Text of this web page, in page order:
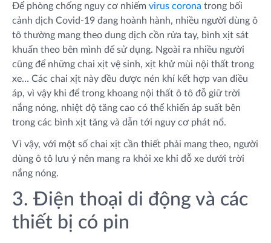
Để phòng chống nguy cơ nhiếm virus corona trong bối
cảnh dịch Covid-19 đang hoành hành, nhiều người dùng ô
tô thường mang theo dung dịch cồn rửa tay, bình xịt sát
khuẩn theo bên mình để sử dụng. Ngoài ra nhiều người
cũng để những chai xịt vệ sinh, xịt khử mùi nội thất trong
xe… Các chai xịt này đều được nén khí kết hợp van điều
áp, vì vậy khi để trong khoang nội thất ô tô đỗ giữ trời
nắng nóng, nhiệt độ tăng cao có thể khiến áp suất bên
trong các bình xịt tăng và dẫn tới nguy cơ phát nổ.
Vì vậy, với một số chai xịt cần thiết phải mang theo, người
dùng ô tô lưu ý nên mang ra khỏi xe khi đỗ xe dưới trời
nắng nóng.
3. Điện thoại di động và các
thiết bị có pin